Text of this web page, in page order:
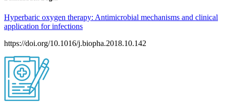
Hyperbaric oxygen therapy: Antimicrobial mechanisms and clinical
application for infections
https://doi.org/10.1016/j.biopha.2018.10.142